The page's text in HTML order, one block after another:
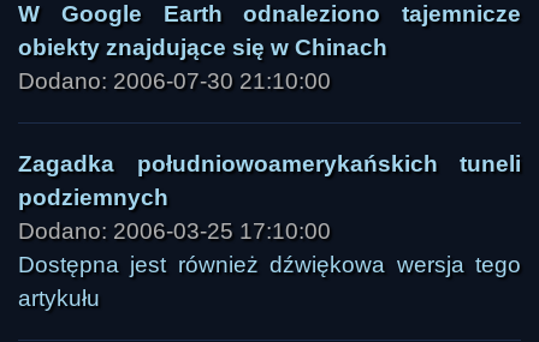
W Google Earth odnaleziono tajemnicze
obiekty znajdujące się w Chinach
Dodano: 2006-07-30 21:10:00
Zagadka południowoamerykańskich tuneli
podziemnych
Dodano: 2006-03-25 17:10:00
Dostępna jest również dźwiękowa wersja tego
artykułu